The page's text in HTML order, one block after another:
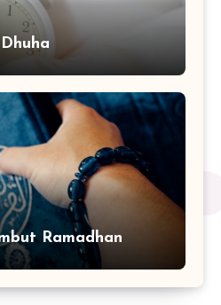
Ramadhan